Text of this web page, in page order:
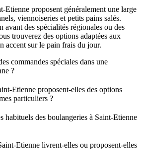
Etienne proposent généralement une large
viennoiseries et petits pains salés.
avant des spécialités régionales ou des
trouverez des options adaptées aux
accent sur le pain frais du jour.
commandes spéciales dans une
?
Etienne proposent-elles des options
particuliers ?
habituels des boulangeries à Saint-Etienne
Etienne livrent-elles ou proposent-elles